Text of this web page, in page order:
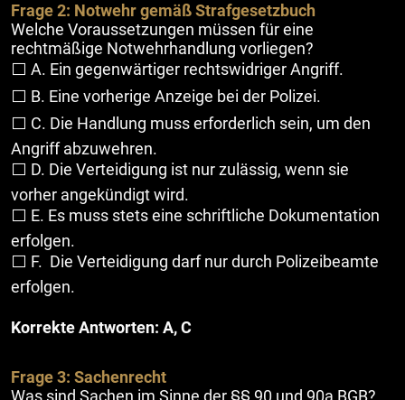
Frage 2: Notwehr gemäß Strafgesetzbuch
Welche Voraussetzungen müssen für eine
rechtmäßige Notwehrhandlung vorliegen?
⬜ A. Ein gegenwärtiger rechtswidriger Angriff.
⬜ B. Eine vorherige Anzeige bei der Polizei.
⬜ C. Die Handlung muss erforderlich sein, um den
Angriff abzuwehren.
⬜ D. Die Verteidigung ist nur zulässig, wenn sie
vorher angekündigt wird.
⬜ E. Es muss stets eine schriftliche Dokumentation
erfolgen.
⬜ F. Die Verteidigung darf nur durch Polizeibeamte
erfolgen.
Korrekte Antworten: A, C
Frage 3: Sachenrecht